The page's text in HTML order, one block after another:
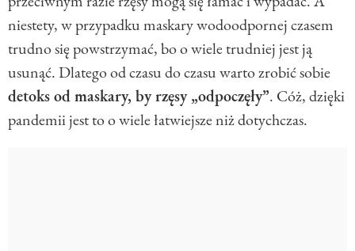
niestety, w przypadku maskary wodoodpornej czasem
trudno się powstrzymać, bo o wiele trudniej jest ją
usunąć. Dlatego od czasu do czasu warto zrobić sobie
detoks od maskary, by rzęsy „odpoczęły”. Cóż, dzięki
pandemii jest to o wiele łatwiejsze niż dotychczas.